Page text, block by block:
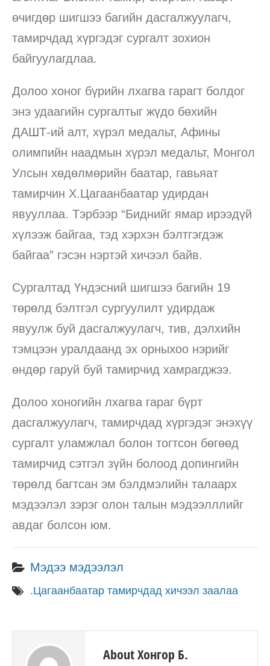
өчигдөр шигшээ багийн дасгалжуулагч,
тамирчдад хүргэдэг сургалт зохион
байгуулагдлаа.
Долоо хоног бүрийн лхагва гарагт болдог
энэ удаагийн сургалтыг жүдо бөхийн
ДАШТ-ий алт, хүрэл медальт, Афины
олимпийн наадмын хүрэл медальт, Монгол
Улсын хөдөлмөрийн баатар, гавьяат
тамирчин Х.Цагаанбаатар удирдан
явууллаа. Тэрбээр “Биднийг ямар ирээдүй
хүлээж байгаа, тэд хэрхэн бэлтгэгдэж
байгаа” гэсэн нэртэй хичээл байв.
Сургалтад Үндэсний шигшээ багийн 19
төрөлд бэлтгэл сургуулилт удирдаж
явуулж буй дасгалжуулагч, тив, дэлхийн
тэмцээн уралдаанд эх орныхоо нэрийг
өндөр гаруй буй тамирчид хамрагджээ.
Долоо хоногийн лхагва гараг бүрт
дасгалжуулагч, тамирчдад хүргэдэг энэхүү
сургалт уламжлал болон тогтсон бөгөөд
тамирчид сэтгэл зүйн болоод допингийн
төрөлд багтсан эм бэлдмэлийн талаарх
мэдээлэл зэрэг олон талын мэдээлллийг
авдаг болсон юм.
Мэдээ мэдээлэл
.Цагаанбаатар тамирчдад хичээл заалаа
About Хонгор Б.